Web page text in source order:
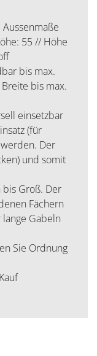
Aussenmaße
55 // Höhe
bis max.
bis max.
einsetzbar
(für
Der
und somit
Groß. Der
Fächern
Gabeln
Sie Ordnung